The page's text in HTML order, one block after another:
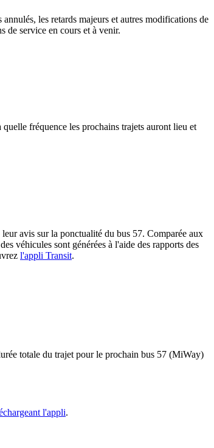
les retards majeurs et autres modifications de
de service en cours et à venir.
fréquence les prochains trajets auront lieu et
avis sur la ponctualité du bus 57. Comparée aux
véhicules sont générées à l'aide des rapports des
l'appli Transit.
totale du trajet pour le prochain bus 57 (MiWay)
l'appli.